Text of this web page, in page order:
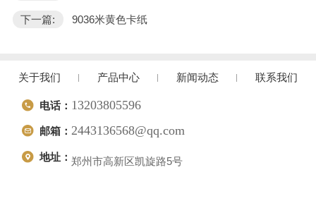
下一篇: 9036米黄色卡纸
关于我们 产品中心 新闻动态 联系我们
电话： 13203805596
邮箱： 2443136568@qq.com
地址： 郑州市高新区凯旋路5号